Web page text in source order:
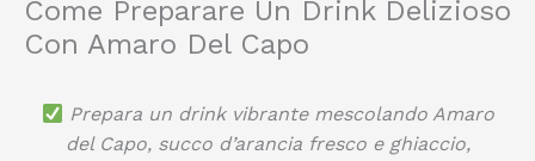
Come Preparare Un Drink Delizioso
Con Amaro Del Capo
Prepara un drink vibrante mescolando Amaro
del Capo, succo d’arancia fresco e ghiaccio,